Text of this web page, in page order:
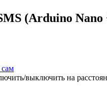
(Arduino Nano
выключить на